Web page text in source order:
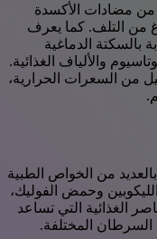
من مضادات الأكسدة
من التلف. كما يعرف
بالسكتة الدماغية
والألياف الغذائية.
من السعرات الحرارية،
من الخواص الطبية
وحمض الفوليك،
الغذائية التي تساعد
السرطان المختلفة.